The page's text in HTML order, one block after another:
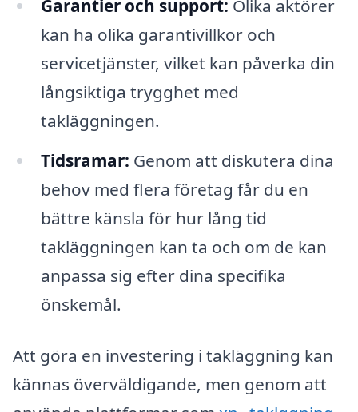
Garantier och support: Olika aktörer
kan ha olika garantivillkor och
servicetjänster, vilket kan påverka din
långsiktiga trygghet med
takläggningen.
Tidsramar: Genom att diskutera dina
behov med flera företag får du en
bättre känsla för hur lång tid
takläggningen kan ta och om de kan
anpassa sig efter dina specifika
önskemål.
Att göra en investering i takläggning kan
kännas överväldigande, men genom att